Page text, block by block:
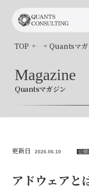
TOP
Quants につい
サービス内容
コンサルタ
お知らせ
TOP Quantsマガ
Magazine
Quantsマガジン
更新日 2026.06.10 公開
アドウェアと